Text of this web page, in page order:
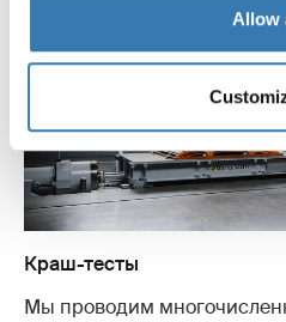
Allow
Краш-тесты
Мы проводим